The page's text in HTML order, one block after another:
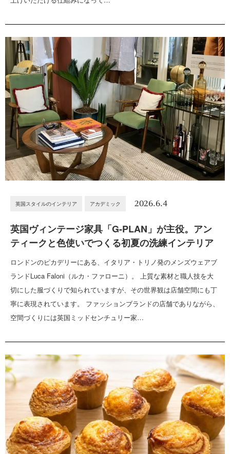
英国スタイルのインテリア アカデミック 2026.6.4
英国ヴィンテージ家具「G-PLAN」が主役。アン
ティークと色使いでつくる初夏の洗練インテリア
ロンドンのピカデリーにある、イタリア・トリノ発のメンズウェアブ
ランドLuca Faloni（ルカ・ファローニ）。 上質な素材と職人技を大
切にした服づくりで知られていますが、その世界観は店舗空間にも丁
寧に表現されています。 ファッションブランドの店舗でありながら、
空間づくりには英国ミッドセンチュリー家…